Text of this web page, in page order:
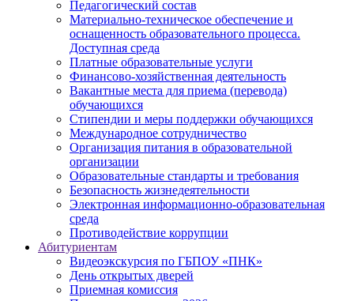
Педагогический состав
Материально-техническое обеспечение и
оснащенность образовательного процесса.
Доступная среда
Платные образовательные услуги
Финансово-хозяйственная деятельность
Вакантные места для приема (перевода)
обучающихся
Стипендии и меры поддержки обучающихся
Международное сотрудничество
Организация питания в образовательной
организации
Образовательные стандарты и требования
Безопасность жизнедеятельности
Электронная информационно-образовательная
среда
Противодействие коррупции
Абитуриентам
Видеоэкскурсия по ГБПОУ «ПНК»
День открытых дверей
Приемная комиссия